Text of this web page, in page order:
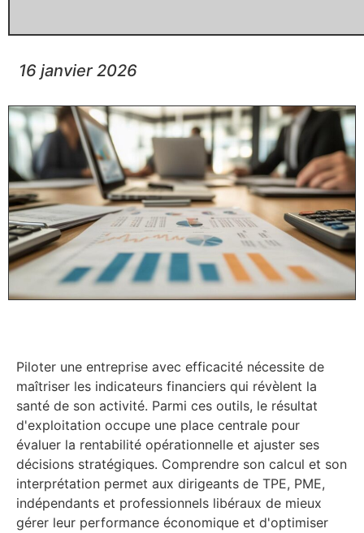
16 janvier 2026
Piloter une entreprise avec efficacité nécessite de
maîtriser les indicateurs financiers qui révèlent la
santé de son activité. Parmi ces outils, le résultat
d'exploitation occupe une place centrale pour
évaluer la rentabilité opérationnelle et ajuster ses
décisions stratégiques. Comprendre son calcul et son
interprétation permet aux dirigeants de TPE, PME,
indépendants et professionnels libéraux de mieux
gérer leur performance économique et d'optimiser